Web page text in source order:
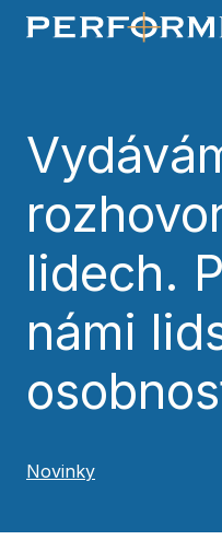
lidech.
námi
Novinky